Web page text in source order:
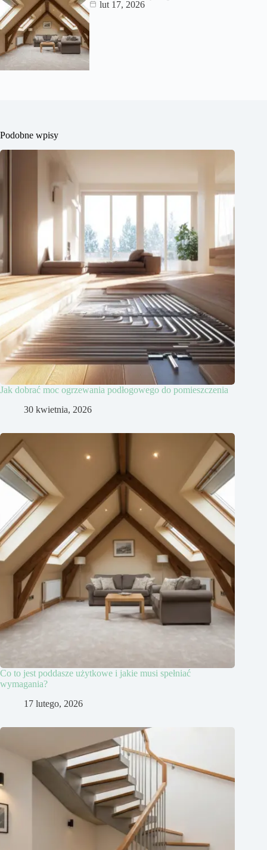
lut 17, 2026
Podobne wpisy
Jak dobrać moc ogrzewania podłogowego do pomieszczenia
30 kwietnia, 2026
Co to jest poddasze użytkowe i jakie musi spełniać
wymagania?
17 lutego, 2026